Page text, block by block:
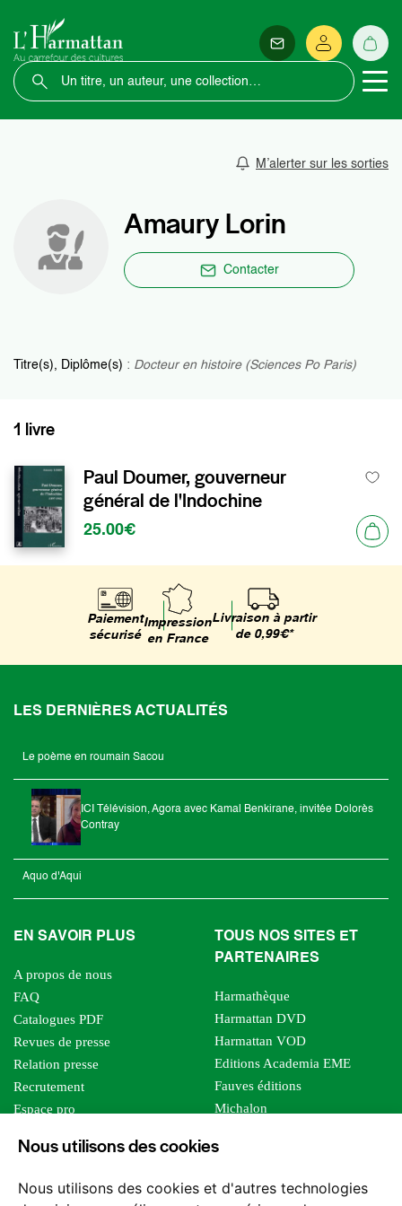
Nous utilisons des cookies
Nous utilisons des cookies et d'autres technologies
M’alerter sur les sorties
Amaury Lorin
Contacter
Titre(s), Diplôme(s) : Docteur en histoire (Sciences Po Paris)
1 livre
Paul Doumer, gouverneur
général de l'Indochine
25.00€
Paiement
sécurisé
Impression
en France
Livraison à partir
de 0,99€*
LES DERNIÈRES ACTUALITÉS
Le poème en roumain Sacou
ICI Télévision, Agora avec Kamal Benkirane, invitée Dolorès
Contray
Aquo d'Aqui
EN SAVOIR PLUS
A propos de nous
FAQ
Catalogues PDF
Revues de presse
Relation presse
Recrutement
Espace pro
Foreign rights
TOUS NOS SITES ET
PARTENAIRES
Harmathèque
Harmattan DVD
Harmattan VOD
Editions Academia EME
Fauves éditions
Michalon
Editions Sutton
Les impliqués